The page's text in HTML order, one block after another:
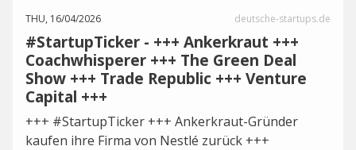
THU, 16/04/2026 deutsche-startups.de
#StartupTicker - +++ Ankerkraut +++
Coachwhisperer +++ The Green Deal
Show +++ Trade Republic +++ Venture
Capital +++
+++ #StartupTicker +++ Ankerkraut-Gründer
kaufen ihre Firma von Nestlé zurück +++